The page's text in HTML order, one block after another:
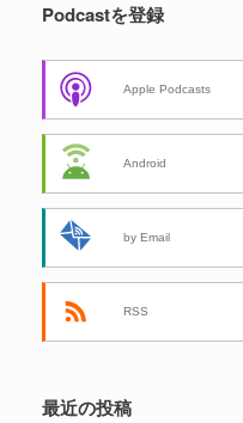
Podcastを登録
Apple Podcasts
Android
by Email
RSS
最近の投稿